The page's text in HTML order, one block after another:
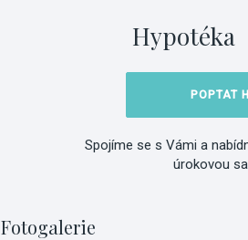
Hypotéka
POPTAT
Spojíme se s Vámi a
úrokovou
Fotogalerie